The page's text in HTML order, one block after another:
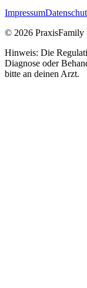
Impressum
© 2026
Hinweis: Die
Diagnose oder
bitte an deinen Arzt.